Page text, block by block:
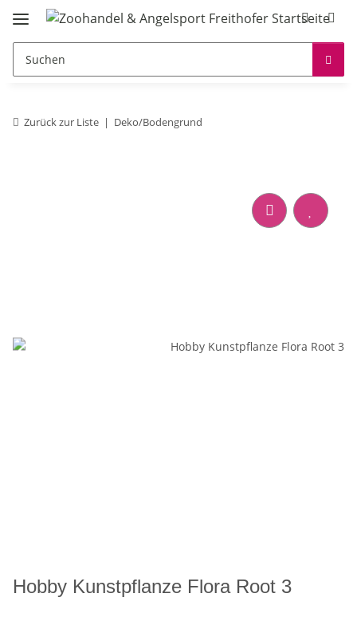
Zurück zur Liste Deko/Bodengrund
Hobby Kunstpflanze Flora Root 3